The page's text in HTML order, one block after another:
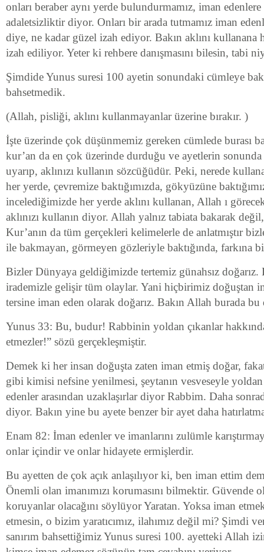
onları beraber aynı yerde bulundurmamız, iman edenlere
adaletsizliktir diyor. Onları bir arada tutmamız iman
diye, ne kadar güzel izah ediyor. Bakın aklını kullanana
izah ediliyor. Yeter ki rehbere danışmasını bilesin, tabi
Şimdide Yunus suresi 100 ayetin sonundaki cümleye
bahsetmedik.
(Allah, pisliği, aklını kullanmayanlar üzerine bırakır. )
İşte üzerinde çok düşünmemiz gereken cümlede burası
kur’an da en çok üzerinde durduğu ve ayetlerin
uyarıp, aklınızı kullanın sözcüğüdür. Peki, nerede
her yerde, çevremize baktığımızda, gökyüzüne
incelediğimizde her yerde aklını kullanan, Allah ı
aklınızı kullanın diyor. Allah yalnız tabiata bakarak
Kur’anın da tüm gerçekleri kelimelerle de anlatmıştır
ile bakmayan, görmeyen gözleriyle baktığında, farkına
Bizler Dünyaya geldiğimizde tertemiz günahsız doğarız.
irademizle gelişir tüm olaylar. Yani hiçbirimiz doğuştan
tersine iman eden olarak doğarız. Bakın Allah burada
Yunus 33: Bu, budur! Rabbinin yoldan çıkanlar
etmezler!” sözü gerçekleşmiştir.
Demek ki her insan doğuşta zaten iman etmiş doğar,
gibi kimisi nefsine yenilmesi, şeytanın vesveseyle
edenler arasından uzaklaşırlar diyor Rabbim. Daha
diyor. Bakın yine bu ayete benzer bir ayet daha
Enam 82: İman edenler ve imanlarını zulümle
onlar içindir ve onlar hidayete ermişlerdir.
Bu ayetten de çok açık anlaşılıyor ki, ben iman ettim
Önemli olan imanımızı korumasını bilmektir. Güvende
koruyanlar olacağını söylüyor Yaratan. Yoksa iman
etmesin, o bizim yaratıcımız, ilahımız değil mi? Şimdi
sanırım bahsettiğimiz Yunus suresi 100. ayetteki Allah